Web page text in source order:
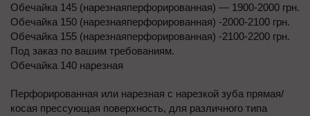
Обечайка 145 (нарезнаяперфорированная) — 1900-2000 грн.
Обечайка 150 (нарезнаяперфорированная) -2000-2100 грн.
Обечайка 155 (нарезнаяперфорированная) -2100-2200 грн.
Под заказ по вашим требованиям.
Обечайка 140 нарезная
Перфорированная или нарезная с нарезкой зуба прямая/
косая прессующая поверхность, для различного типа